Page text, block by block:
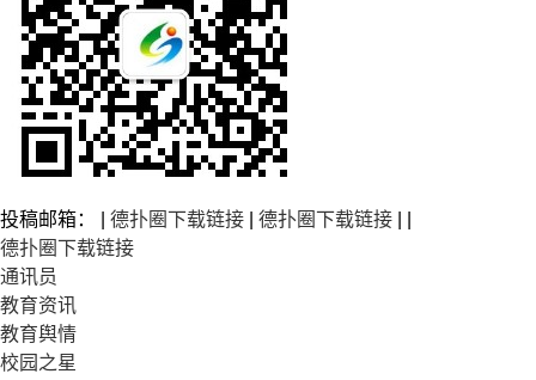
投稿邮箱： | 德扑圈下载链接 德扑圈下载链接
德扑圈下载链接
通讯员
教育资讯
教育舆情
校园之星